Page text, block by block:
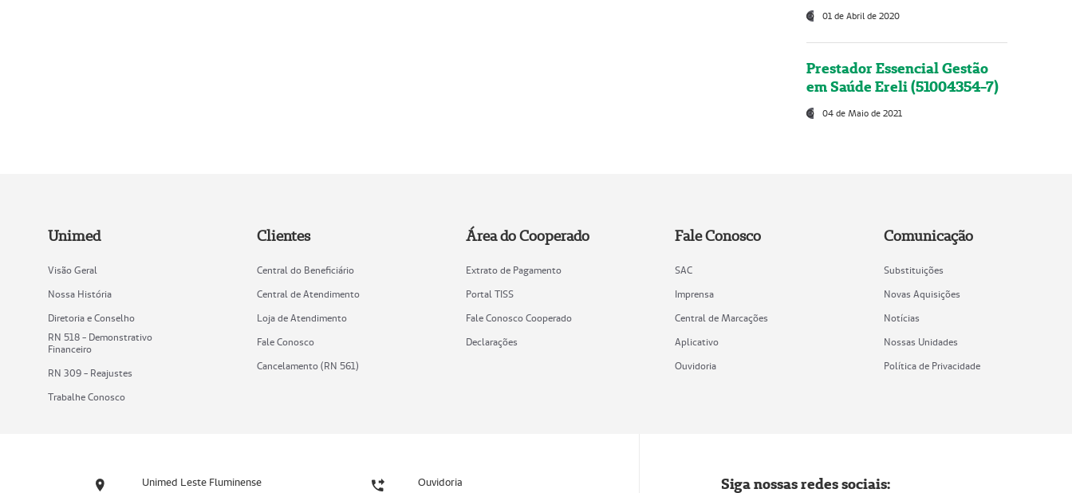
01 de Abril de 2020
Prestador Essencial Gestão
em Saúde Ereli (51004354-7)
04 de Maio de 2021
Unimed
Visão Geral
Nossa História
Diretoria e Conselho
RN 518 - Demonstrativo
Financeiro
RN 309 - Reajustes
Trabalhe Conosco
Clientes
Central do Beneficiário
Central de Atendimento
Loja de Atendimento
Fale Conosco
Cancelamento (RN 561)
Área do Cooperado
Extrato de Pagamento
Portal TISS
Fale Conosco Cooperado
Declarações
Fale Conosco
SAC
Imprensa
Central de Marcações
Aplicativo
Ouvidoria
Comunicação
Substituições
Novas Aquisições
Notícias
Nossas Unidades
Política de Privacidade
Unimed Leste Fluminense Ouvidoria Siga nossas redes sociais: